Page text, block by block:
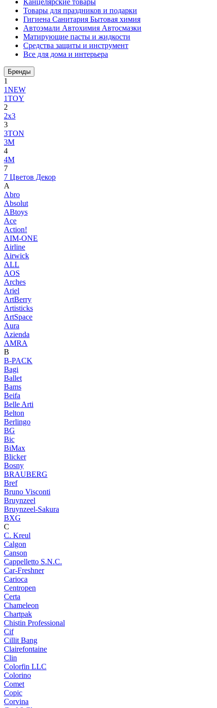
Канцелярские товары
Товары для праздников и подарки
Гигиена Санитария Бытовая химия
Автоэмали Автохимия Автосмазки
Матирующие пасты и жидкости
Средства защиты и инструмент
Все для дома и интерьера
Бренды
1
1NEW
1TOY
2
2x3
3
3TON
3М
4
4M
7
7 Цветов Декор
A
Abro
Absolut
ABtoys
Ace
Action!
AIM-ONE
Airline
Airwick
ALL
AOS
Arches
Ariel
ArtBerry
Artisticks
ArtSpace
Aura
Azienda
AМRA
B
B-PACK
Bagi
Ballet
Bams
Beifa
Belle Arti
Belton
Berlingo
BG
Bic
BiMax
Blicker
Bosny
BRAUBERG
Bref
Bruno Visconti
Bruynzeel
Bruynzeel-Sakura
BXG
C
C. Kreul
Calgon
Canson
Cappelletto S.N.C.
Car-Freshner
Carioca
Centropen
Certa
Chameleon
Chartpak
Chistin Professional
Cif
Cillit Bang
Clairefontaine
Clin
Colorfin LLC
Colorino
Comet
Copic
Corvina